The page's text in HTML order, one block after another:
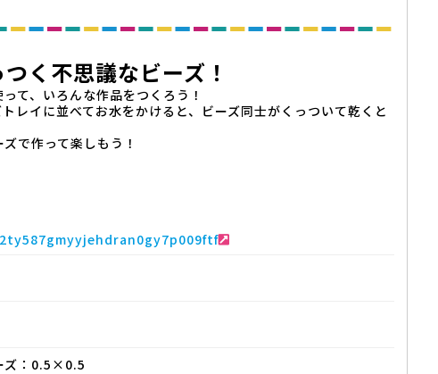
く不思議なビーズ！
て、いろんな作品をつくろう！
レイに並べてお水をかけると、ビーズ同士がくっついて乾くと
で作って楽しもう！
ズ：0.5×0.5